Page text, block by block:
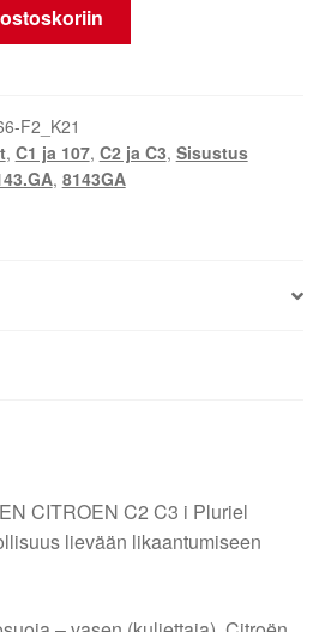
F2_K21
, C1 ja 107, C2 ja C3, Sisustus
, 8143GA
CITROEN C2 C3 i Pluriel
lievään likaantumiseen